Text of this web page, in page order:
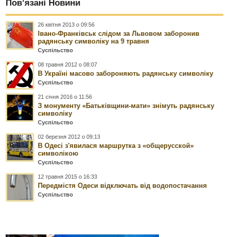
Пов’язані Новини
26 квітня 2013 о 09:56
Івано-Франківськ слідом за Львовом заборонив
радянську символіку на 9 травня
Суспільство
08 травня 2012 о 08:07
В Україні масово забороняють радянську символіку
Суспільство
21 січня 2016 о 11:56
З монументу «Батьківщини-мати» знімуть радянську
символіку
Суспільство
02 березня 2012 о 09:13
В Одесі з'явилася маршрутка з «общерусской»
символікою
Суспільство
12 травня 2015 о 16:33
Передмістя Одеси відключать від водопостачання
Суспільство